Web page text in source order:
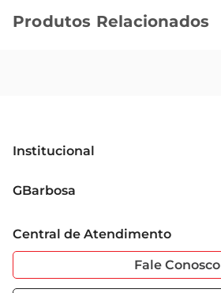
Produtos Relacionados
Institucional
Grupo Cencosud
Sobre Privacidade
Portal do Fornecedo
Nossas Lojas
GBarbosa
Garantia Estendida
Serviços
Central de Atendimento
Fale Conosco